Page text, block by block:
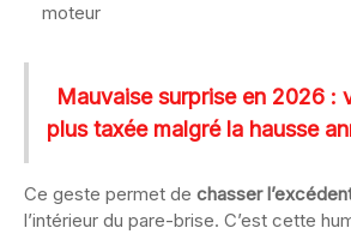
moteur
Mauvaise surprise en 2026 :
plus taxée malgré la hausse
Ce geste permet de chasser
l’intérieur du pare-brise. C’est cette